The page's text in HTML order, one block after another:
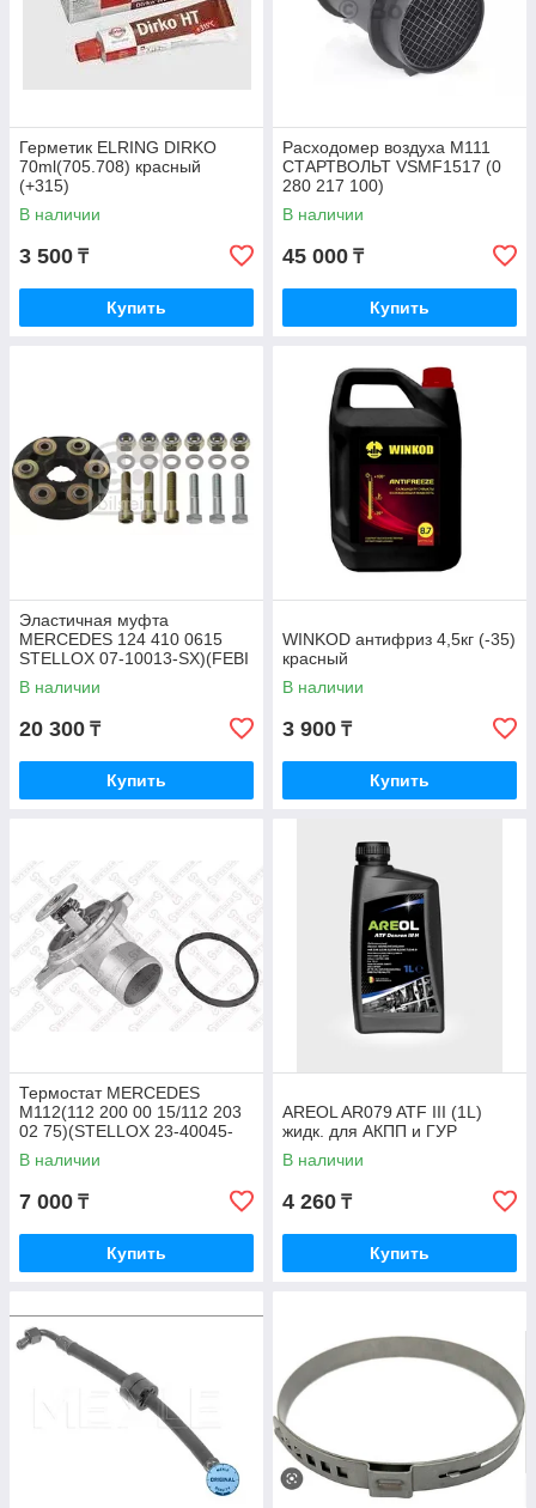
Герметик ELRING DIRKO
70ml(705.708) красный
(+315)
В наличии
3 500 ₸
Купить
Расходомер воздуха M111
СТАРТВОЛЬТ VSMF1517 (0
280 217 100)
В наличии
45 000 ₸
Купить
Эластичная муфта
MERCEDES 124 410 0615
STELLOX 07-10013-SX)(FEBI
1975)
В наличии
20 300 ₸
Купить
WINKOD антифриз 4,5кг (-35)
красный
В наличии
3 900 ₸
Купить
Термостат MERCEDES
M112(112 200 00 15/112 203
02 75)(STELLOX 23-40045-
SX)
В наличии
7 000 ₸
Купить
AREOL AR079 ATF III (1L)
жидк. для АКПП и ГУР
В наличии
4 260 ₸
Купить